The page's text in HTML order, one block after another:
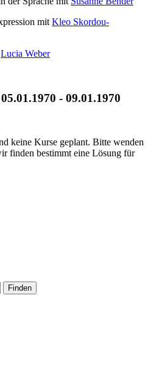
mit Kleo Skordou-
Lucia Weber
- 09.01.1970
keine Kurse geplant. Bitte wenden
finden bestimmt eine Lösung für
Finden